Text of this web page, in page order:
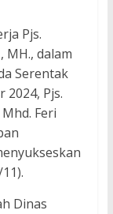
Pjs.
MH., dalam
Serentak
2024, Pjs.
Feri
Dinas